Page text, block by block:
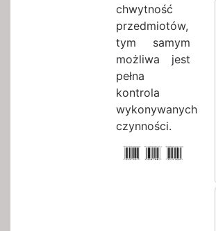
chwytność
przedmiotów,
tym samym
możliwa jest
pełna
kontrola
wykonywanych
czynności.